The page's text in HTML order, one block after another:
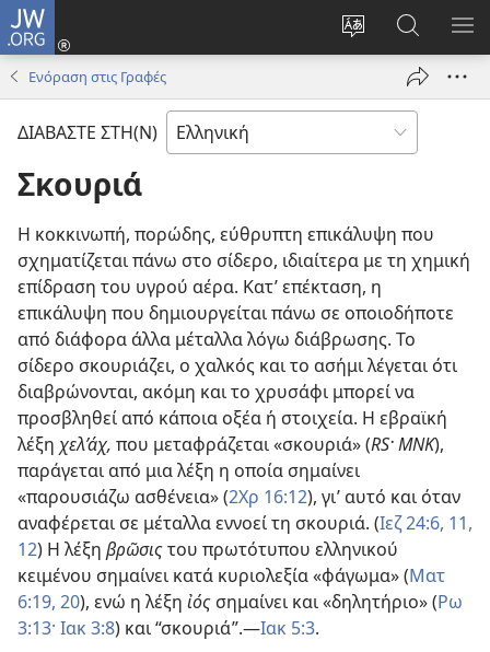
JW.ORG
Αλλαγή
γλώσσας
ιστότοπου
Σύνδεση
(ανοίγει
παράθυρο)
στο
JW.ORG
Ενόραση στις Γραφές
ΔΙΑΒΑΣΤΕ ΣΤΗ(Ν)
Σκουριά
Η κοκκινωπή, πορώδης, εύθρυπτη επικάλυψη που
σχηματίζεται πάνω στο σίδερο, ιδιαίτερα με τη χημική
επίδραση του υγρού αέρα. Κατ’ επέκταση, η
επικάλυψη που δημιουργείται πάνω σε οποιοδήποτε
από διάφορα άλλα μέταλλα λόγω διάβρωσης. Το
σίδερο σκουριάζει, ο χαλκός και το ασήμι λέγεται ότι
διαβρώνονται, ακόμη και το χρυσάφι μπορεί να
προσβληθεί από κάποια οξέα ή στοιχεία. Η εβραϊκή
λέξη χελ’άχ, που μεταφράζεται «σκουριά» (RS· ΜΝΚ),
παράγεται από μια λέξη η οποία σημαίνει
«παρουσιάζω ασθένεια» (2Χρ 16:12), γι’ αυτό και όταν
αναφέρεται σε μέταλλα εννοεί τη σκουριά. (Ιεζ 24:6, 11,
12) Η λέξη βρῶσιςτου πρωτότυπου ελληνικού
κειμένου σημαίνει κατά κυριολεξία «φάγωμα» (Ματ
6:19, 20), ενώ η λέξη ἰός σημαίνει και «δηλητήριο» (Ρω
3:13· Ιακ 3:8) και “σκουριά”.—Ιακ 5:3.